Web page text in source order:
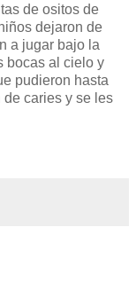
de ositos de
dejaron de
a jugar bajo la
bocas al cielo y
pudieron hasta
caries y se les